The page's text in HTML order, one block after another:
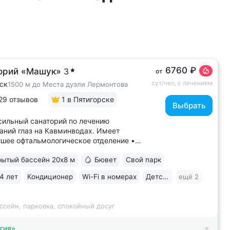
«Машук» 3
1500 м до Места дуэли Лермонтова
отзывов 1 в Пятигорске
санаторий по лечению
глаз на Кавминводах. Имеет
офтальмологическое отделение •
доступности: Место дуэли Лермонтова,
вокруг Машука. В 5 минутах ж/д
от 6760 ₽
сут/чел, с лечением
Выбрать
бассейн 20х8 м Бювет Свой парк
лет Кондиционер Wi-Fi в номерах Детская комната ещё 2
парковка, спокойный досуг